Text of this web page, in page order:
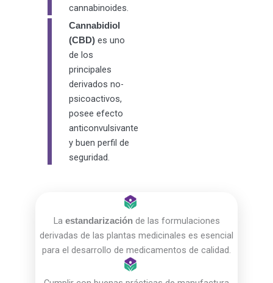
cannabinoides.
Cannabidiol
(CBD)es uno
de los
principales
derivados no-
psicoactivos,
posee efecto
anticonvulsivante
y buen perfil de
seguridad.
La estandarizaciónde las formulaciones
derivadas de las plantas medicinales es esencial
para el desarrollo de medicamentos de calidad.